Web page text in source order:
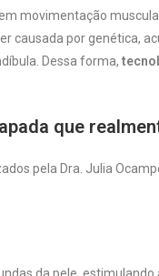
movimentação
causada por genética,
Dessa forma,
que
pela Dra. Julia